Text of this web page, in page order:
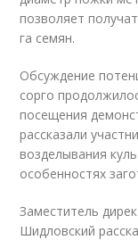
позволяет
га семян.
Обсуждение
сорго
посещения
рассказали
возделывания
особенностях
Заместитель
Шидловский